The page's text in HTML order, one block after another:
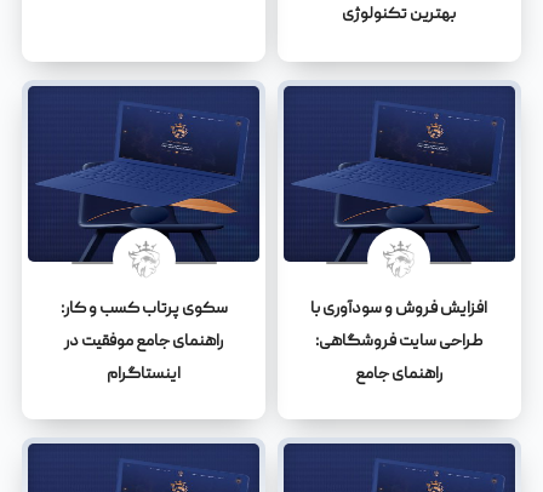
بهترین تکنولوژی
افزایش فروش و سودآوری با
طراحی سایت فروشگاهی:
راهنمای جامع
سکوی پرتاب کسب و کار:
راهنمای جامع موفقیت در
اینستاگرام